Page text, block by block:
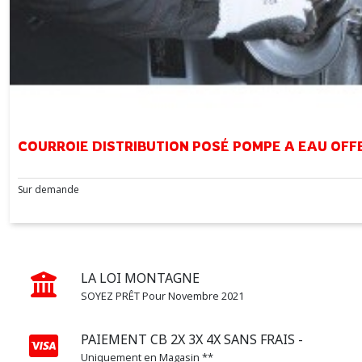
COURROIE DISTRIBUTION POSÉ POMPE A EAU
Sur demande
LA LOI MONTAGNE
SOYEZ PRÊT Pour Novembre 2021
PAIEMENT CB 2X 3X 4X SANS FRAIS -
Uniquement en Magasin **